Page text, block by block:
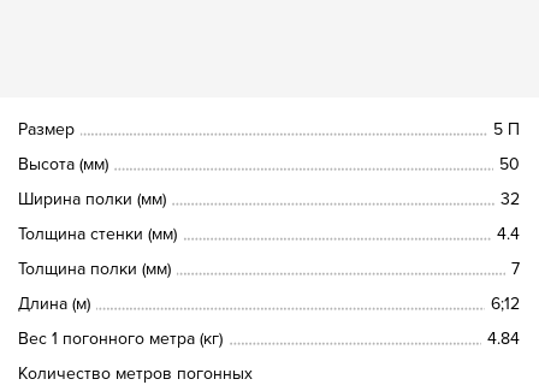
Размер
5 П
Высота (мм)
50
Ширина полки (мм)
32
Толщина стенки (мм)
4.4
Толщина полки (мм)
7
Длина (м)
6;12
Вес 1 погонного метра (кг)
4.84
Количество метров погонных